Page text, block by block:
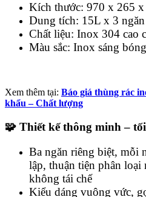
Kích thước: 970 x 265
Dung tích: 15L x 3 ngăn
Chất liệu: Inox 304 cao
Màu sắc: Inox sáng bóng
Xem thêm tại: Báo giá thùng rác
khẩu – Chất lượng
🧩 Thiết kế thông minh –
Ba ngăn riêng biệt, mỗi
lập, thuận tiện phân loại
không tái chế
Kiểu dáng vuông vức,